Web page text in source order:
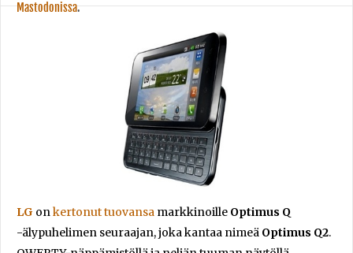
Mastodonissa.
LG on kertonut tuovansa markkinoille Optimus Q
-älypuhelimen seuraajan, joka kantaa nimeä Optimus Q2.